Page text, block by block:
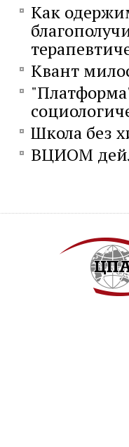
Как
Квант
Школа без
ВЦИОМ